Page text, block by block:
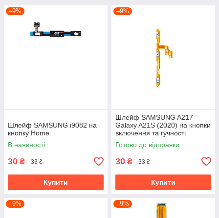
–9%
Шлейф SAMSUNG i9082 на
кнопку Home
В наявності
30 ₴ 33 ₴
Купити
–9%
Шлейф SAMSUNG A217
Galaxy A21S (2020) на кнопки
включення та гучності
Готово до відправки
30 ₴ 33 ₴
Купити
–9% –9%